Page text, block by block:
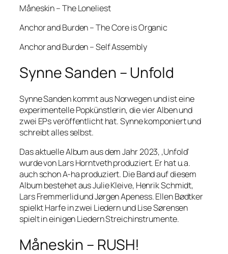
Måneskin – The Loneliest
Anchor and Burden – The Core is Organic
Anchor and Burden – Self Assembly
Synne Sanden – Unfold
Synne Sanden kommt aus Norwegen und ist eine
experimentelle Popkünstlerin, die vier Alben und
zwei EPs veröffentlicht hat. Synne komponiert und
schreibt alles selbst.
Das aktuelle Album aus dem Jahr 2023, ‚Unfold‘
wurde von Lars Horntveth produziert. Er hat u.a.
auch schon A-ha produziert. Die Band auf diesem
Album bestehet aus Julie Kleive, Henrik Schmidt,
Lars Fremmerlid und Jørgen Apeness. Ellen Bødtker
spielkt Harfe in zwei Liedern und Lise Sørensen
spielt in einigen Liedern Streichinstrumente.
Måneskin – RUSH!